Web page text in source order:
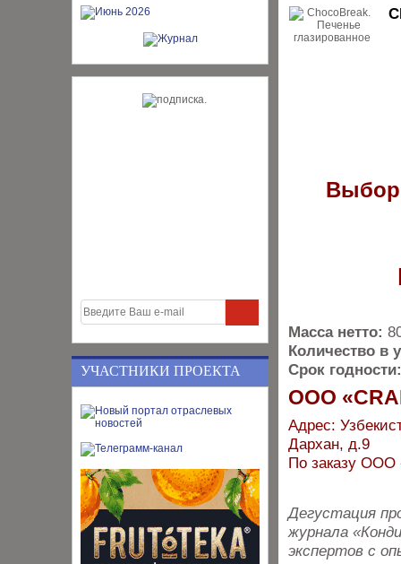
УЧАСТНИКИ ПРОЕКТА
Выбор
Масса нетто:
Количество в
Срок
ООО
Адрес:
Дархан, д.9
По заказу
Дегустация
журнала
экспертов с